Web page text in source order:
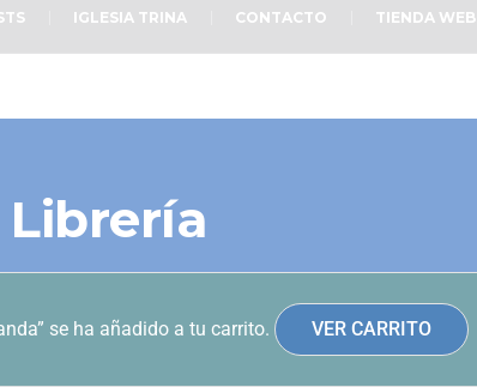
IGLESIA TRINA CONTACTO TIENDA WEB
Librería
se ha añadido a tu carrito. VER CARRITO